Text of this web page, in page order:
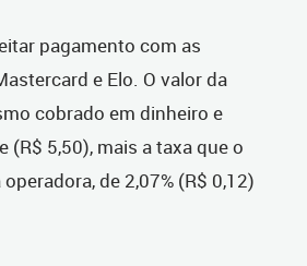
pagamento com as
e Elo. O valor da
cobrado em dinheiro e
(R$ 5,50), mais a taxa que o
de 2,07% (R$ 0,12)